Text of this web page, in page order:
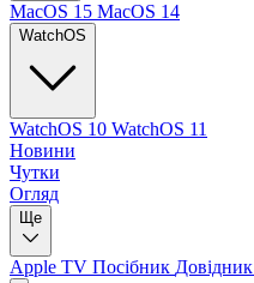
MacOS 15 MacOS 14
WatchOS
WatchOS 10 WatchOS 11
Новини
Чутки
Огляд
Ще
Apple TV Посібник Довідник